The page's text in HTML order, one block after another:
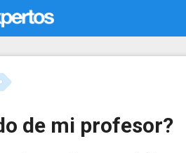
de mi profesor?